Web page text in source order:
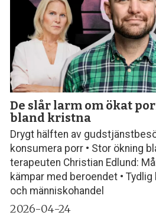
De slår larm om ökat
bland kristna
Drygt hälften av
konsumera porr • Stor ökning
terapeuten Christian Edlund:
kämpar med beroendet •
och människohandel
2026-04-24